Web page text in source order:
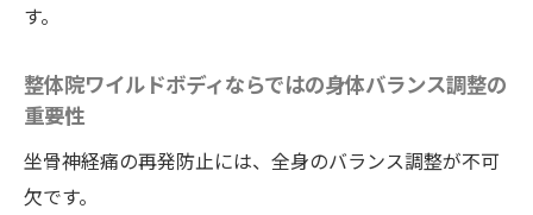
す。
整体院ワイルドボディならではの身体バランス調整の
重要性
坐骨神経痛の再発防止には、全身のバランス調整が不可
欠です。